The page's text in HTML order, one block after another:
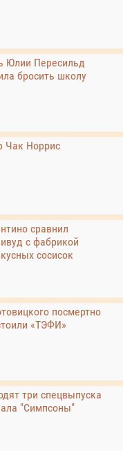
Юлии Пересильд
бросить школу
Чак Норрис
сравнил
с фабрикой
сосисок
посмертно
«ТЭФИ»
три спецвыпуска
"Симпсоны"